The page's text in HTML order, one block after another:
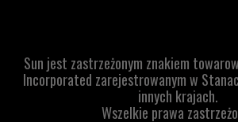
Sun jest zastrzeżonym znakiem
Incorporated zarejestrowanym w
innych krajach.
Wszelkie prawa